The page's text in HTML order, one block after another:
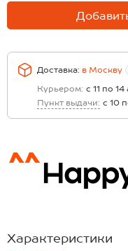
Доставка: в Москву
Курьером: с 11 по 14
Пункт выдачи: с 10
Характеристики